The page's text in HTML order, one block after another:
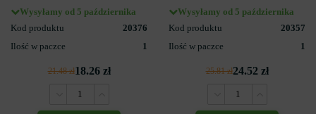
Wysyłamy od 5 października
Kod produktu
20376
Ilość w paczce
1
21.48 zł18.26 zł
Wysyłamy od 5 października
Kod produktu
20357
Ilość w paczce
1
25.81 zł24.52 zł